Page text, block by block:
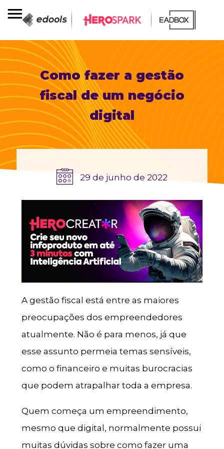
Como fazer a gestão
fiscal de um negócio
digital
29 de junho de 2022
A gestão fiscal está entre as maiores
preocupações dos empreendedores
atualmente. Não é para menos, já que
esse assunto permeia temas sensíveis,
como o financeiro e muitas burocracias
que podem atrapalhar toda a empresa.
Quem começa um empreendimento,
mesmo que digital, normalmente possui
muitas dúvidas sobre como fazer uma